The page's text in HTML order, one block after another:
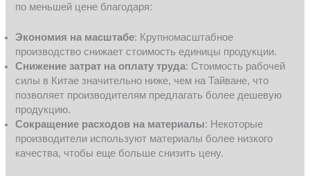
по меньшей цене благодаря:
Экономия на масштабе: Крупномасштабное
производство снижает стоимость единицы продукции.
Снижение затрат на оплату труда: Стоимость рабочей
силы в Китае значительно ниже, чем на Тайване, что
позволяет производителям предлагать более дешевую
продукцию.
Сокращение расходов на материалы: Некоторые
производители используют материалы более низкого
качества, чтобы еще больше снизить цену.